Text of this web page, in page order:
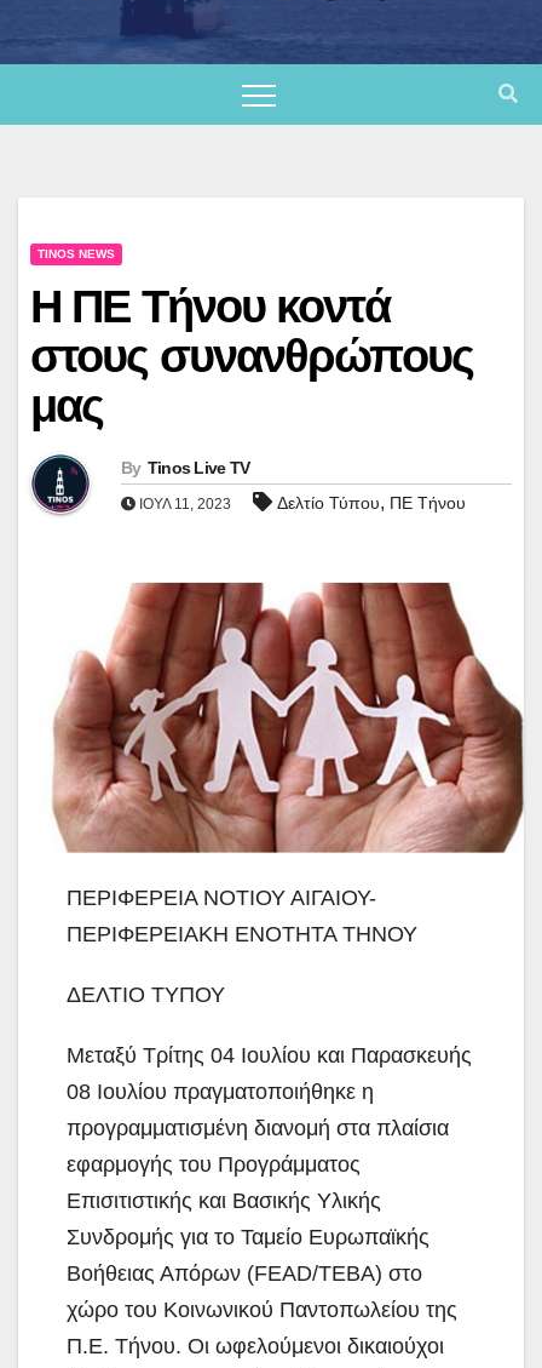
TINOS NEWS
Η ΠΕ Τήνου κοντά
στους συνανθρώπους
μας
By Tinos Live TV
ΙΟΎΛ 11, 2023 Δελτίο Τύπου, ΠΕ Τήνου
ΠΕΡΙΦΕΡΕΙΑ ΝΟΤΙΟΥ ΑΙΓΑΙΟΥ-
ΠΕΡΙΦΕΡΕΙΑΚΗ ΕΝΟΤΗΤΑ ΤΗΝΟΥ
ΔΕΛΤΙΟ ΤΥΠΟΥ
Μεταξύ Τρίτης 04 Ιουλίου και Παρασκευής
08 Ιουλίου πραγματοποιήθηκε η
προγραμματισμένη διανομή στα πλαίσια
εφαρμογής του Προγράμματος
Επισιτιστικής και Βασικής Υλικής
Συνδρομής για το Ταμείο Ευρωπαϊκής
Βοήθειας Απόρων (FEAD/TEBA) στο
χώρο του Κοινωνικού Παντοπωλείου της
Π.Ε. Τήνου. Οι ωφελούμενοι δικαιούχοι